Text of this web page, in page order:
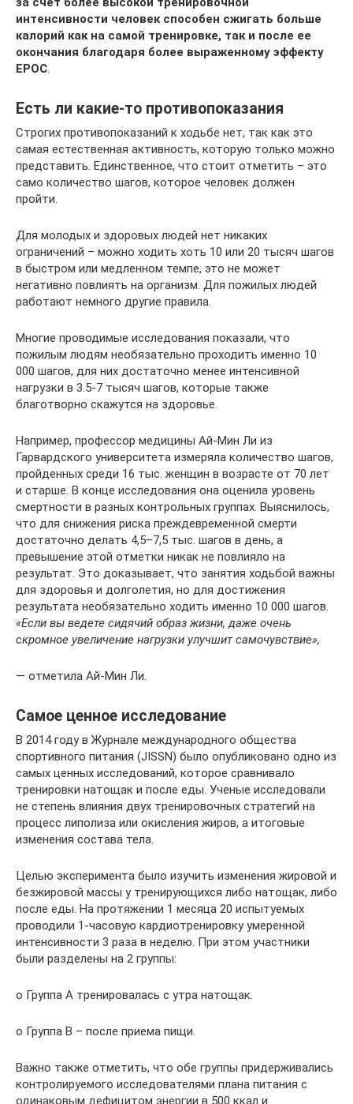
интенсивности человек способен сжигать больше
калорий как на самой тренировке, так и после ее
окончания благодаря более выраженному эффекту
EPOC.
Есть ли какие-то противопоказания
Строгих противопоказаний к ходьбе нет, так как это
самая естественная активность, которую только можно
представить. Единственное, что стоит отметить – это
само количество шагов, которое человек должен
пройти.
Для молодых и здоровых людей нет никаких
ограничений – можно ходить хоть 10 или 20 тысяч шагов
в быстром или медленном темпе, это не может
негативно повлиять на организм. Для пожилых людей
работают немного другие правила.
Многие проводимые исследования показали, что
пожилым людям необязательно проходить именно 10
000 шагов, для них достаточно менее интенсивной
нагрузки в 3.5-7 тысяч шагов, которые также
благотворно скажутся на здоровье.
Например, профессор медицины Ай-Мин Ли из
Гарвардского университета измеряла количество шагов,
пройденных среди 16 тыс. женщин в возрасте от 70 лет
и старше. В конце исследования она оценила уровень
смертности в разных контрольных группах. Выяснилось,
что для снижения риска преждевременной смерти
достаточно делать 4,5–7,5 тыс. шагов в день, а
превышение этой отметки никак не повлияло на
результат. Это доказывает, что занятия ходьбой важны
для здоровья и долголетия, но для достижения
результата необязательно ходить именно 10 000 шагов.
«Если вы ведете сидячий образ жизни, даже очень
скромное увеличение нагрузки улучшит самочувствие»,
— отметила Ай-Мин Ли.
Самое ценное исследование
В 2014 году в Журнале международного общества
спортивного питания (JISSN) было опубликовано одно из
самых ценных исследований, которое сравнивало
тренировки натощак и после еды. Ученые исследовали
не степень влияния двух тренировочных стратегий на
процесс липолиза или окисления жиров, а итоговые
изменения состава тела.
Целью эксперимента было изучить изменения жировой и
безжировой массы у тренирующихся либо натощак, либо
после еды. На протяжении 1 месяца 20 испытуемых
проводили 1-часовую кардиотренировку умеренной
интенсивности 3 раза в неделю. При этом участники
были разделены на 2 группы:
o Группа A тренировалась с утра натощак.
o Группа B – после приема пищи.
Важно также отметить, что обе группы придерживались
контролируемого исследователями плана питания с
одинаковым дефицитом энергии в 500 ккал и